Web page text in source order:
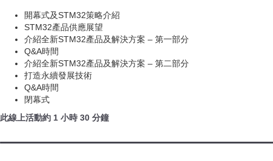
開幕式及STM32策略介紹
STM32產品供應展望
介紹全新STM32產品及解決方案 – 第一部分
Q&A時間
介紹全新STM32產品及解決方案 – 第二部分
打造永續發展技術
Q&A時間
閉幕式
此線上活動約 1 小時 30 分鐘